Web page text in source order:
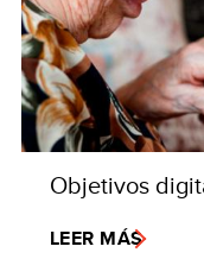
Objetivos
LEER MÁS